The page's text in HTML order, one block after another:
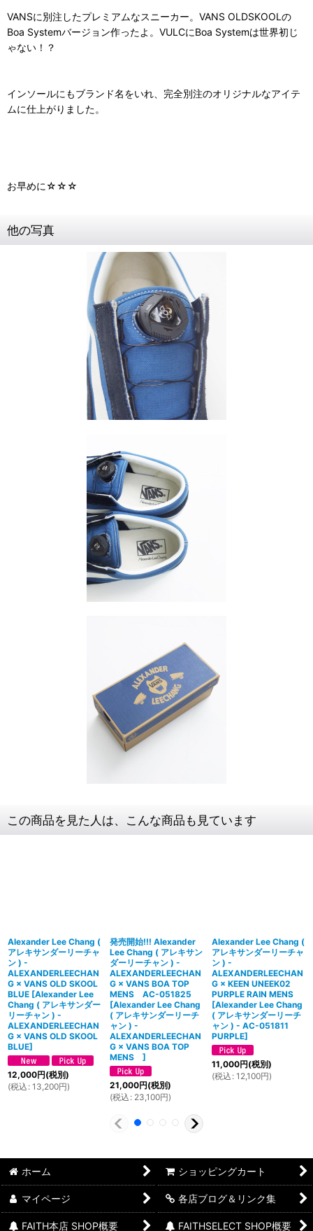
VANSに別注したプレミアムなスニーカー。VANS OLDSKOOLの
Boa Systemバージョン作ったよ。VULCにBoa Systemは世界初じ
ゃない！？
インソールにもブランド名をいれ、完全別注のオリジナルなアイテ
ムに仕上がりました。
お早めに☆☆☆
他の写真
この商品を見た人は、こんな商品も見ています
Alexander Lee Chang (
アレキサンダーリーチャ
ン ) -
ALEXANDERLEECHAN
G × VANS OLD SKOOL
BLUE [Alexander Lee
Chang ( アレキサンダー
リーチャン ) -
ALEXANDERLEECHAN
G × VANS OLD SKOOL
BLUE]
12,000円(税別)
(税込 : 13,200円)
発売開始!!! Alexander
Lee Chang ( アレキサン
ダーリーチャン ) -
ALEXANDERLEECHAN
G × VANS BOA TOP
MENS AC-051825
[Alexander Lee Chang
( アレキサンダーリーチ
ャン ) -
ALEXANDERLEECHAN
G × VANS BOA TOP
MENS ]
21,000円(税別)
(税込 : 23,100円)
Alexander Lee Chang (
アレキサンダーリーチャ
ン ) -
ALEXANDERLEECHAN
G × KEEN UNEEK02
PURPLE RAIN MENS
[Alexander Lee Chang
( アレキサンダーリーチ
ャン ) - AC-051811
PURPLE]
11,000円(税別)
(税込 : 12,100円)
ホーム ショッピングカート
マイページ 各店ブログ＆リンク集
FAITH本店 SHOP概要 FAITHSELECT SHOP概要